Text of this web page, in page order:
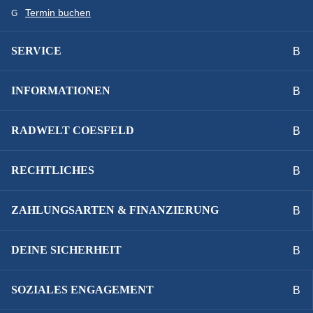
Technische Ausstattungsänderungen und Irrtümer
vorbehalten.
Termin buchen
SERVICE
INFORMATIONEN
RADWELT COESFELD
RECHTLICHES
ZAHLUNGSARTEN & FINANZIERUNG
DEINE SICHERHEIT
SOZIALES ENGAGEMENT